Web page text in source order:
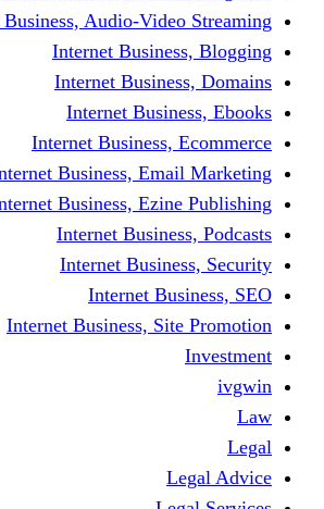
Internet Business, Audio-
Internet
Internet
Internet
Internet Business,
Internet Business,
Internet Business,
Internet
Internet
Internet
Internet Business,